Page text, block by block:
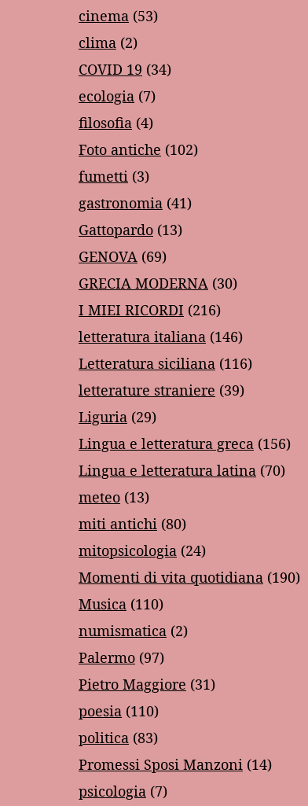
cinema (53)
clima (2)
COVID 19 (34)
ecologia (7)
filosofia (4)
Foto antiche (102)
fumetti (3)
gastronomia (41)
Gattopardo (13)
GENOVA (69)
GRECIA MODERNA (30)
I MIEI RICORDI (216)
letteratura italiana (146)
Letteratura siciliana (116)
letterature straniere (39)
Liguria (29)
Lingua e letteratura greca (156)
Lingua e letteratura latina (70)
meteo (13)
miti antichi (80)
mitopsicologia (24)
Momenti di vita quotidiana (190)
Musica (110)
numismatica (2)
Palermo (97)
Pietro Maggiore (31)
poesia (110)
politica (83)
Promessi Sposi Manzoni (14)
psicologia (7)